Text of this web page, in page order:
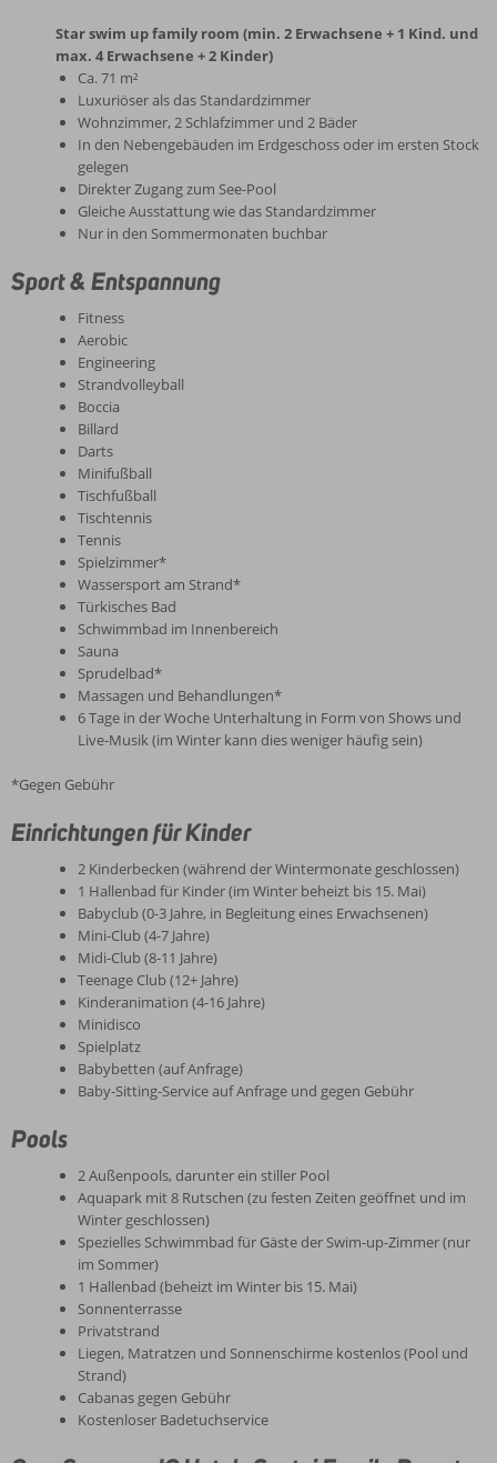
Star swim up family room (min. 2 Erwachsene + 1 Kind. und
max. 4 Erwachsene + 2 Kinder)
Ca. 71 m²
Luxuriöser als das Standardzimmer
Wohnzimmer, 2 Schlafzimmer und 2 Bäder
In den Nebengebäuden im Erdgeschoss oder im ersten Stock
gelegen
Direkter Zugang zum See-Pool
Gleiche Ausstattung wie das Standardzimmer
Nur in den Sommermonaten buchbar
Sport & Entspannung
Fitness
Aerobic
Engineering
Strandvolleyball
Boccia
Billard
Darts
Minifußball
Tischfußball
Tischtennis
Tennis
Spielzimmer*
Wassersport am Strand*
Türkisches Bad
Schwimmbad im Innenbereich
Sauna
Sprudelbad*
Massagen und Behandlungen*
6 Tage in der Woche Unterhaltung in Form von Shows und
Live-Musik (im Winter kann dies weniger häufig sein)
*Gegen Gebühr
Einrichtungen für Kinder
2 Kinderbecken (während der Wintermonate geschlossen)
1 Hallenbad für Kinder (im Winter beheizt bis 15. Mai)
Babyclub (0-3 Jahre, in Begleitung eines Erwachsenen)
Mini-Club (4-7 Jahre)
Midi-Club (8-11 Jahre)
Teenage Club (12+ Jahre)
Kinderanimation (4-16 Jahre)
Minidisco
Spielplatz
Babybetten (auf Anfrage)
Baby-Sitting-Service auf Anfrage und gegen Gebühr
Pools
2 Außenpools, darunter ein stiller Pool
Aquapark mit 8 Rutschen (zu festen Zeiten geöffnet und im
Winter geschlossen)
Spezielles Schwimmbad für Gäste der Swim-up-Zimmer (nur
im Sommer)
1 Hallenbad (beheizt im Winter bis 15. Mai)
Sonnenterrasse
Privatstrand
Liegen, Matratzen und Sonnenschirme kostenlos (Pool und
Strand)
Cabanas gegen Gebühr
Kostenloser Badetuchservice